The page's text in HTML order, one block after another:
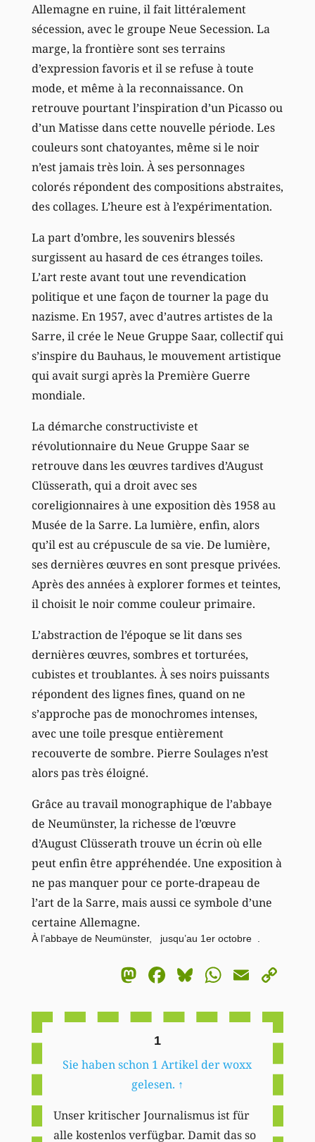
Allemagne en ruine, il fait littéralement
sécession, avec le groupe Neue Secession. La
marge, la frontière sont ses terrains
d’expression favoris et il se refuse à toute
mode, et même à la reconnaissance. On
retrouve pourtant l’inspiration d’un Picasso ou
d’un Matisse dans cette nouvelle période. Les
couleurs sont chatoyantes, même si le noir
n’est jamais très loin. À ses personnages
colorés répondent des compositions abstraites,
des collages. L’heure est à l’expérimentation.
La part d’ombre, les souvenirs blessés
surgissent au hasard de ces étranges toiles.
L’art reste avant tout une revendication
politique et une façon de tourner la page du
nazisme. En 1957, avec d’autres artistes de la
Sarre, il crée le Neue Gruppe Saar, collectif qui
s’inspire du Bauhaus, le mouvement artistique
qui avait surgi après la Première Guerre
mondiale.
La démarche constructiviste et
révolutionnaire du Neue Gruppe Saar se
retrouve dans les œuvres tardives d’August
Clüsserath, qui a droit avec ses
coreligionnaires à une exposition dès 1958 au
Musée de la Sarre. La lumière, enfin, alors
qu’il est au crépuscule de sa vie. De lumière,
ses dernières œuvres en sont presque privées.
Après des années à explorer formes et teintes,
il choisit le noir comme couleur primaire.
L’abstraction de l’époque se lit dans ses
dernières œuvres, sombres et torturées,
cubistes et troublantes. À ses noirs puissants
répondent des lignes fines, quand on ne
s’approche pas de monochromes intenses,
avec une toile presque entièrement
recouverte de sombre. Pierre Soulages n’est
alors pas très éloigné.
Grâce au travail monographique de l’abbaye
de Neumünster, la richesse de l’œuvre
d’August Clüsserath trouve un écrin où elle
peut enfin être appréhendée. Une exposition à
ne pas manquer pour ce porte-drapeau de
l’art de la Sarre, mais aussi ce symbole d’une
certaine Allemagne.
À l’abbaye de Neumünster, jusqu’au 1er octobre .
Mastodon
Facebook
BlueskyEmail
1
Sie haben schon 1 Artikel der woxx
gelesen. ↑
Unser kritischer Journalismus ist für
alle kostenlos verfügbar. Damit das so